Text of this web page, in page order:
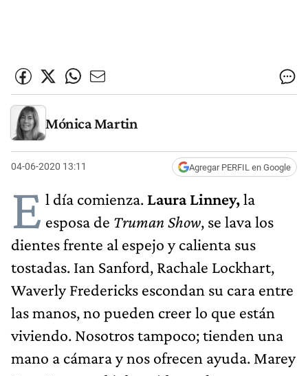
Mónica Martin
04-06-2020 13:11 Agregar PERFIL en Google
E l día comienza. Laura Linney,la
esposa de Truman Show, se lava los
dientes frente al espejo y calienta sus
tostadas. Ian Sanford, Rachale Lockhart,
Waverly Fredericks escondan su cara entre
las manos, no pueden creer lo que están
viviendo. Nosotros tampoco; tienden una
mano a cámara y nos ofrecen ayuda. Marey